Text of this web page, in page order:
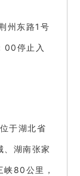
州东路1号
00停止入
于湖北省
、湖南张家
峡80公里，